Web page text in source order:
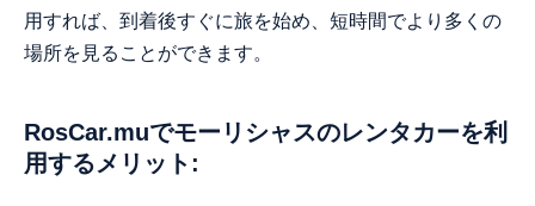
用すれば、到着後すぐに旅を始め、短時間でより多くの
場所を見ることができます。
RosCar.muでモーリシャスのレンタカーを利
用するメリット: